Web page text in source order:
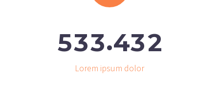
533.432
Lorem ipsum dolor